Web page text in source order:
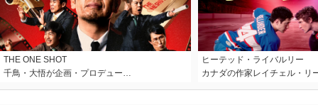
THE ONE SHOT
千鳥・大悟が企画・プロデュー…
ヒーテッド・ライバルリー
カナダの作家レイチェル・リ